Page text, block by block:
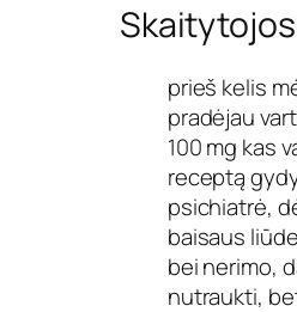
prieš kelis
pradėjau
100 mg kas
receptą
psichiatrė,
baisaus
bei nerimo,
nutraukti,